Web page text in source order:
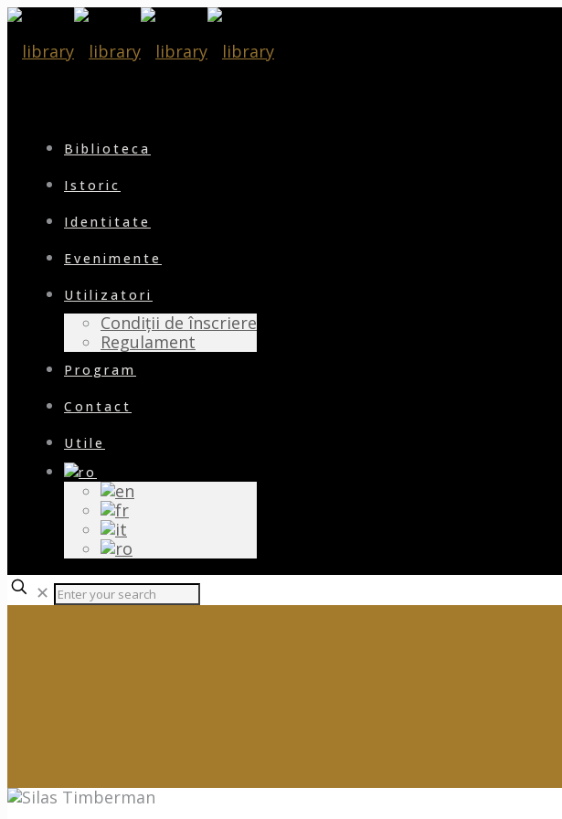
Biblioteca
Istoric
Identitate
Evenimente
Utilizatori
Condiții de înscriere
Regulament
Program
Contact
Utile
✕